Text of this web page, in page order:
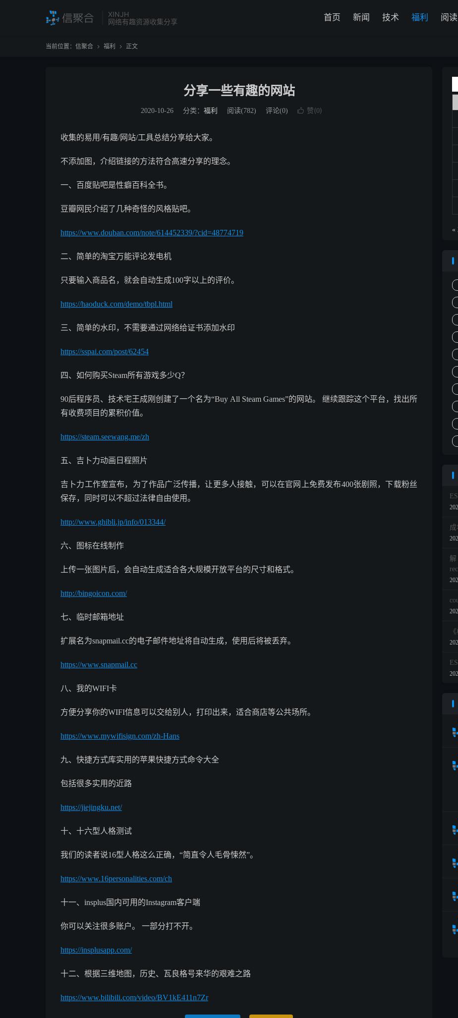
XINJH
网络有趣资源收集分享
首页 新闻 技术 福利 阅读
当前位置： 信聚合  福利  正文
分享一些有趣的网站
2020-10-26 分类： 福利 阅读(782) 评论(0)  赞(0)
收集的易用/有趣/网站/工具总结分享给大家。
不添加图，介绍链接的方法符合高速分享的理念。
一、百度贴吧是性癖百科全书。
豆瓣网民介绍了几种奇怪的风格贴吧。
https://www.douban.com/note/614452339/?cid=48774719
二、简单的淘宝万能评论发电机
只要输入商品名，就会自动生成100字以上的评价。
https://haoduck.com/demo/tbpl.html
三、简单的水印，不需要通过网络给证书添加水印
https://sspai.com/post/62454
四、如何购买Steam所有游戏多少Q？
90后程序员、技术宅王成刚创建了一个名为“Buy All Steam Games”的网站。 继续跟踪这个平台，找出所
有收费项目的累积价值。
https://steam.seewang.me/zh
五、吉卜力动画日程照片
吉卜力工作室宣布，为了作品广泛传播，让更多人接触，可以在官网上免费发布400张剧照，下载粉丝
保存，同时可以不超过法律自由使用。
http://www.ghibli.jp/info/013344/
六、图标在线制作
上传一张图片后，会自动生成适合各大规模开放平台的尺寸和格式。
http://bingoicon.com/
七、临时邮箱地址
扩展名为snapmail.cc的电子邮件地址将自动生成，使用后将被丢弃。
https://www.snapmail.cc
八、我的WIFI卡
方便分享你的WIFI信息可以交给别人，打印出来，适合商店等公共场所。
https://www.mywifisign.com/zh-Hans
九、快捷方式库实用的苹果快捷方式命令大全
包括很多实用的近路
https://jiejingku.net/
十、十六型人格测试
我们的读者说16型人格这么正确，“简直令人毛骨悚然”。
https://www.16personalities.com/ch
十一、insplus国内可用的Instagram客户端
你可以关注很多账户。 一部分打不开。
https://insplusapp.com/
十二、根据三维地图，历史、瓦良格号来华的艰难之路
https://www.bilibili.com/video/BV1kE411n7Zr
«
成